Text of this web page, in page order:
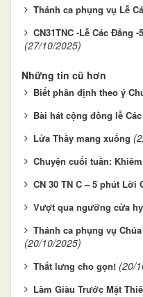
Thánh ca phụng vụ Lễ
CN31TNC -Lễ Các Đẳng
(27/10/2025)
Những tin cũ hơn
Biết phân định theo ý
Bài hát cộng đồng lễ
Lửa Thầy mang xuống
Chuyện cuối tuần:
CN 30 TN C – 5 phút Lời
Vượt qua ngưỡng cửa
Thánh ca phụng vụ
(20/10/2025)
Thắt lưng cho gọn! (20/
Làm Giàu Trước Mặt